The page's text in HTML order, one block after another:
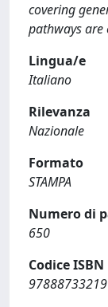
covering
pathways are
Lingua/e
Italiano
Rilevanza
Nazionale
Formato
STAMPA
Numero di
650
Codice ISBN